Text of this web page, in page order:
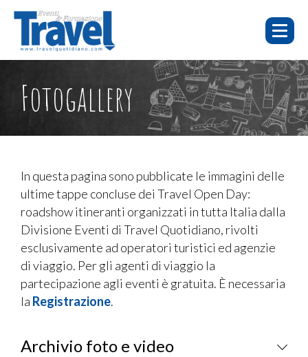
HOME
CHI SIAMO
WEBINAR
FAQ
EVENTI
SERVIZI
CONTATTI
PUBBLICITÀ
TORNA A TRAVELQUOTIDIANO
WEBINAR
E-
LEARNING
EVENTI
FOTO E
VIDEO
Fotogallery
In questa pagina sono pubblicate le immagini delle
ultime tappe concluse dei Travel Open Day:
roadshow itineranti organizzati in tutta Italia dalla
Divisione Eventi di Travel Quotidiano, rivolti
esclusivamente ad operatori turistici ed agenzie
di viaggio. Per gli agenti di viaggio la
partecipazione agli eventi è gratuita. È necessaria
la Registrazione.
Archivio foto e video